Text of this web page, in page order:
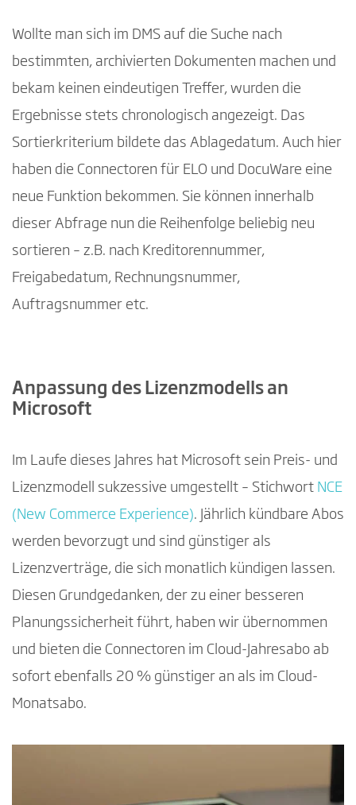
Wollte man sich im DMS auf die Suche nach
bestimmten, archivierten Dokumenten machen und
bekam keinen eindeutigen Treffer, wurden die
Ergebnisse stets chronologisch angezeigt. Das
Sortierkriterium bildete das Ablagedatum. Auch hier
haben die Connectoren für ELO und DocuWare eine
neue Funktion bekommen. Sie können innerhalb
dieser Abfrage nun die Reihenfolge beliebig neu
sortieren – z.B. nach Kreditorennummer,
Freigabedatum, Rechnungsnummer,
Auftragsnummer etc.
Anpassung des Lizenzmodells an
Microsoft
Im Laufe dieses Jahres hat Microsoft sein Preis- und
Lizenzmodell sukzessive umgestellt – Stichwort NCE
(New Commerce Experience). Jährlich kündbare Abos
werden bevorzugt und sind günstiger als
Lizenzverträge, die sich monatlich kündigen lassen.
Diesen Grundgedanken, der zu einer besseren
Planungssicherheit führt, haben wir übernommen
und bieten die Connectoren im Cloud-Jahresabo ab
sofort ebenfalls 20 % günstiger an als im Cloud-
Monatsabo.